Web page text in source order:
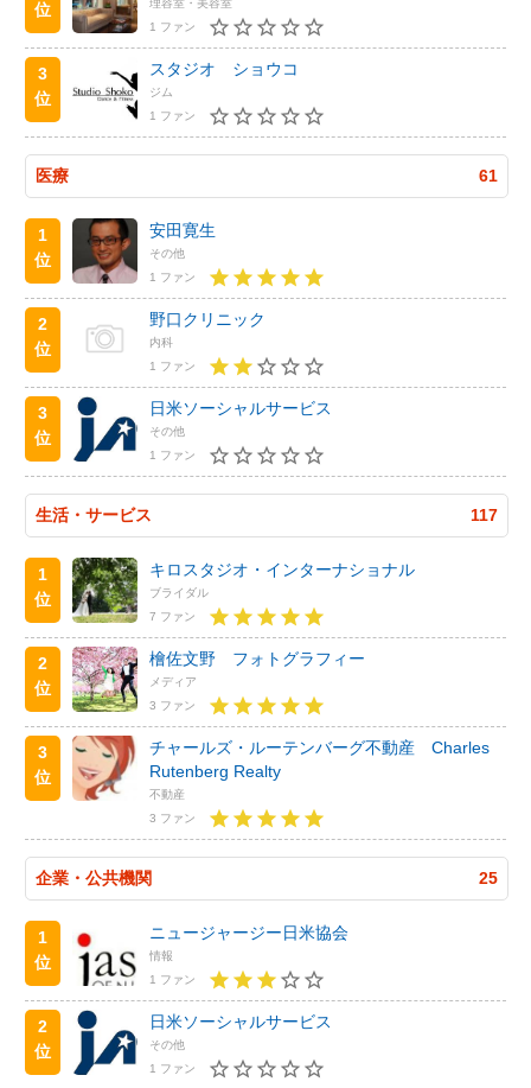
位
1 ファン
3
位
スタジオ ショウコ
ジム
1 ファン
医療 61
1
位
安田寛生
その他
1 ファン
2
位
野口クリニック
内科
1 ファン
3
位
日米ソーシャルサービス
その他
1 ファン
生活・サービス 117
1
位
キロスタジオ・インターナショナル
ブライダル
7 ファン
2
位
檜佐文野 フォトグラフィー
メディア
3 ファン
3
位
チャールズ・ルーテンバーグ不動産 Charles
Rutenberg Realty
不動産
3 ファン
企業・公共機関 25
1
位
ニュージャージー日米協会
情報
1 ファン
2
位
日米ソーシャルサービス
その他
1 ファン